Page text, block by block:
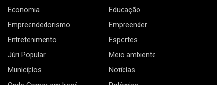
Economia
Educação
Empreendedorismo
Empreender
Entretenimento
Esportes
Júri Popular
Meio ambiente
Municípios
Notícias